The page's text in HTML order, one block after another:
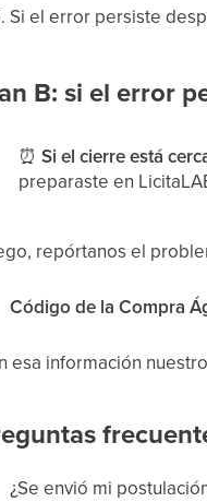
Si el error persiste
B: si el error
⏰ Si el cierre está
preparaste en
repórtanos el
Código de la Compra
esa información
¿Se envió mi